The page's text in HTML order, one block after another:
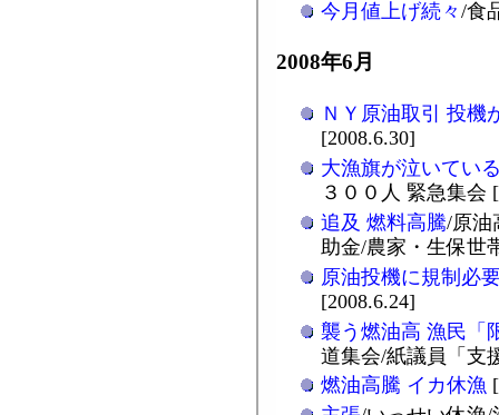
今月値上げ続々 /食
2008年6月
ＮＹ原油取引 投機
[2008.6.30]
大漁旗が泣いてい
３００人 緊急集会
追及 燃料高騰/原油
助金/農家・生保世
原油投機に規制必
[2008.6.24]
襲う燃油高 漁民「
道集会/紙議員「支
燃油高騰 イカ休漁